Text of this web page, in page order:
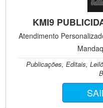
KMI9
Atendimento
Publicações, Editais,